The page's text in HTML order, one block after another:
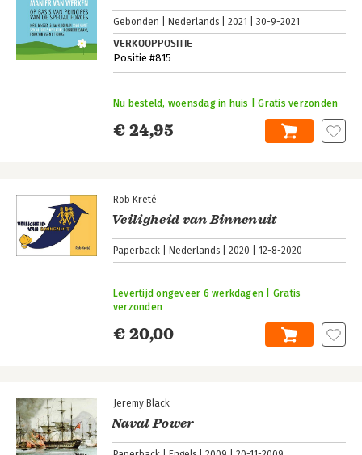
Gebonden Nederlands 2021 30-9-2021
VERKOOPPOSITIE
Positie #815
€ 24,95
Nu besteld, woensdag in huis | Gratis verzonden
Rob Kreté
Veiligheid van Binnenuit
Paperback Nederlands 2020 12-8-2020
€ 20,00
Levertijd ongeveer 6 werkdagen | Gratis
verzonden
Jeremy Black
Naval Power